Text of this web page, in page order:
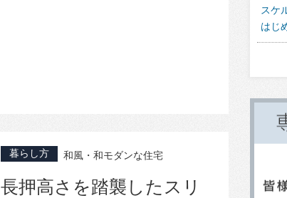
暮らし方 和風・和モダンな住宅
長押高さを踏襲したスリ
スケ
はじ